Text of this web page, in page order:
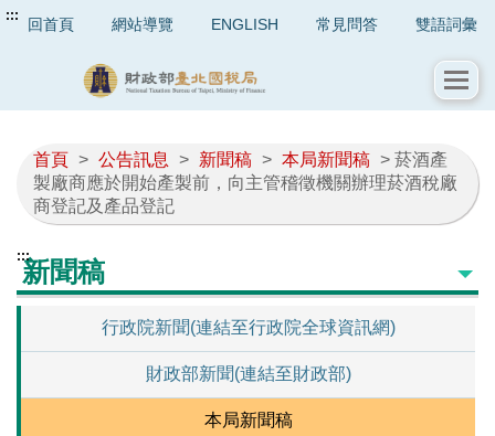
::: 回首頁 網站導覽 ENGLISH 常見問答 雙語詞彙
首頁 > 公告訊息 > 新聞稿 > 本局新聞稿 > 菸酒產
製廠商應於開始產製前，向主管稽徵機關辦理菸酒稅廠
商登記及產品登記
:::新聞稿
行政院新聞(連結至行政院全球資訊網)
財政部新聞(連結至財政部)
本局新聞稿